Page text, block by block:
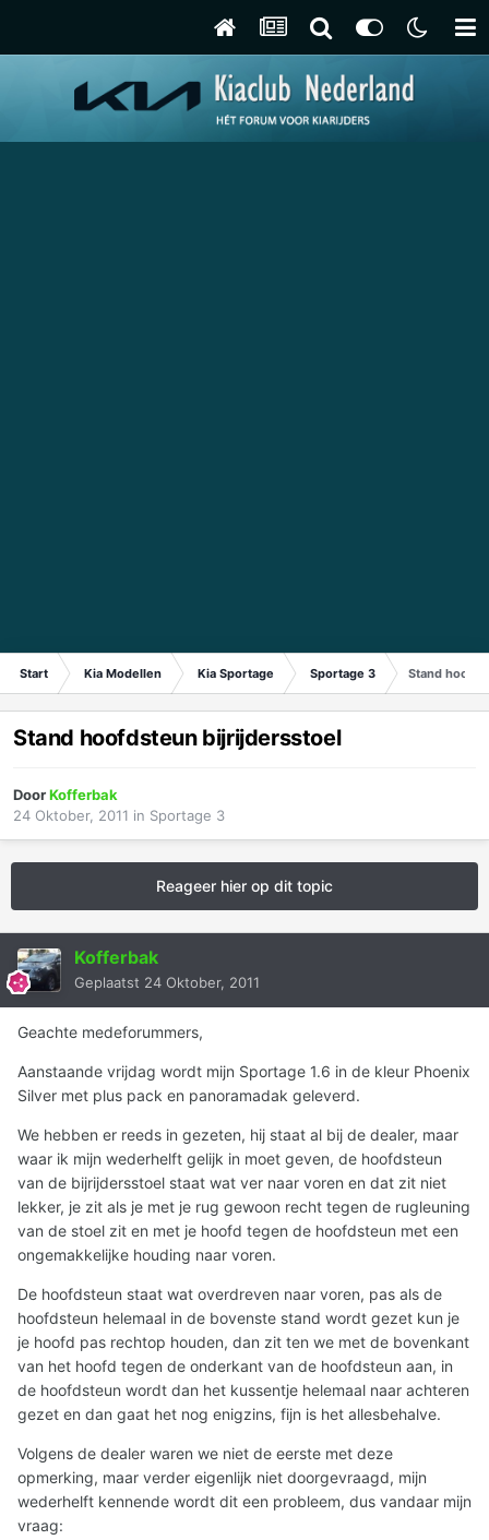
Start Kia Modellen Kia Sportage Sportage 3 Stand
Stand hoofdsteun bijrijdersstoel
DoorKofferbak
24 Oktober, 2011 in Sportage 3
Reageer hier op dit topic
Kofferbak
Geplaatst 24 Oktober, 2011
Geachte medeforummers,
Aanstaande vrijdag wordt mijn Sportage 1.6 in de kleur Phoenix
Silver met plus pack en panoramadak geleverd.
We hebben er reeds in gezeten, hij staat al bij de dealer, maar
waar ik mijn wederhelft gelijk in moet geven, de hoofdsteun
van de bijrijdersstoel staat wat ver naar voren en dat zit niet
lekker, je zit als je met je rug gewoon recht tegen de rugleuning
van de stoel zit en met je hoofd tegen de hoofdsteun met een
ongemakkelijke houding naar voren.
De hoofdsteun staat wat overdreven naar voren, pas als de
hoofdsteun helemaal in de bovenste stand wordt gezet kun je
je hoofd pas rechtop houden, dan zit ten we met de bovenkant
van het hoofd tegen de onderkant van de hoofdsteun aan, in
de hoofdsteun wordt dan het kussentje helemaal naar achteren
gezet en dan gaat het nog enigzins, fijn is het allesbehalve.
Volgens de dealer waren we niet de eerste met deze
opmerking, maar verder eigenlijk niet doorgevraagd, mijn
wederhelft kennende wordt dit een probleem, dus vandaar mijn
vraag: